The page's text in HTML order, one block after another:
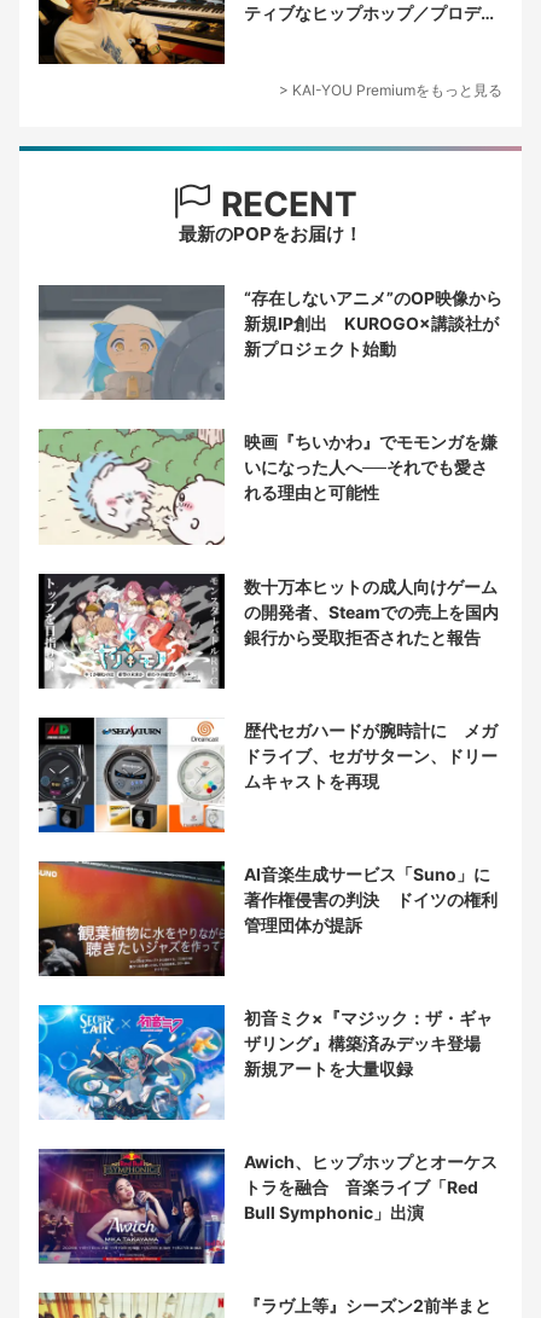
ティブなヒップホップ／プロデュ
> KAI-YOU Premiumをもっと見る
RECENT
最新のPOPをお届け！
“存在しないアニメ”のOP映像から
新規IP創出 KUROGO×講談社が
新プロジェクト始動
映画『ちいかわ』でモモンガを嫌
いになった人へ──それでも愛さ
れる理由と可能性
数十万本ヒットの成人向けゲーム
の開発者、Steamでの売上を国内
銀行から受取拒否されたと報告
歴代セガハードが腕時計に メガ
ドライブ、セガサターン、ドリー
ムキャストを再現
AI音楽生成サービス「Suno」に
著作権侵害の判決 ドイツの権利
管理団体が提訴
初音ミク×『マジック：ザ・ギャ
ザリング』構築済みデッキ登場
新規アートを大量収録
Awich、ヒップホップとオーケス
トラを融合 音楽ライブ「Red
Bull Symphonic」出演
『ラヴ上等』シーズン2前半まと